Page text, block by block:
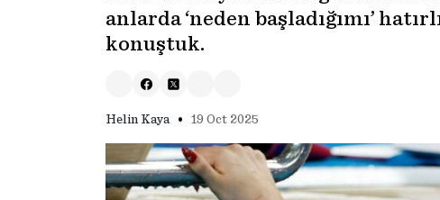
anlarda ‘neden başladığımı’
konuştuk.
Helin Kaya • 19 Oct 2025